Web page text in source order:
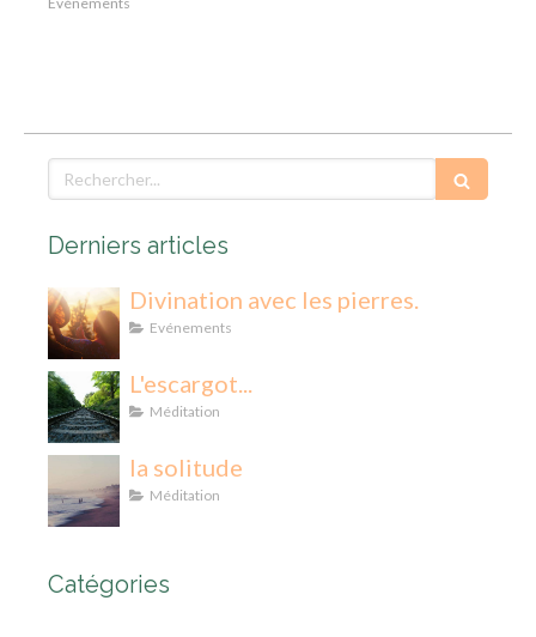
Derniers articles
Divination avec les pierres.
Evénements
L'escargot...
Méditation
la solitude
Méditation
Catégories